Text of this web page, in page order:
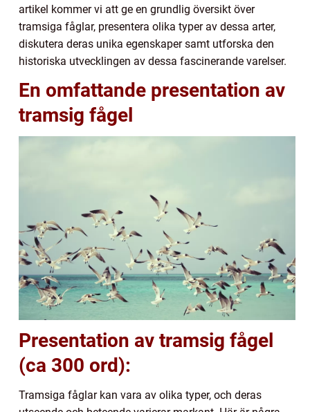
artikel kommer vi att ge en grundlig översikt över
tramsiga fåglar, presentera olika typer av dessa arter,
diskutera deras unika egenskaper samt utforska den
historiska utvecklingen av dessa fascinerande varelser.
En omfattande presentation av
tramsig fågel
Presentation av tramsig fågel
(ca 300 ord):
Tramsiga fåglar kan vara av olika typer, och deras